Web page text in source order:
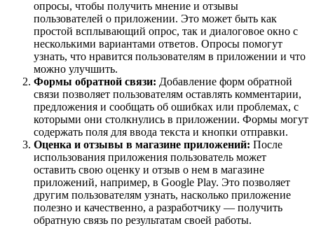
опросы, чтобы получить мнение и отзывы
пользователей о приложении. Это может быть как
простой всплывающий опрос, так и диалоговое окно с
несколькими вариантами ответов. Опросы помогут
узнать, что нравится пользователям в приложении и что
можно улучшить.
Формы обратной связи: Добавление форм обратной
связи позволяет пользователям оставлять комментарии,
предложения и сообщать об ошибках или проблемах, с
которыми они столкнулись в приложении. Формы могут
содержать поля для ввода текста и кнопки отправки.
Оценка и отзывы в магазине приложений: После
использования приложения пользователь может
оставить свою оценку и отзыв о нем в магазине
приложений, например, в Google Play. Это позволяет
другим пользователям узнать, насколько приложение
полезно и качественно, а разработчику — получить
обратную связь по результатам своей работы.